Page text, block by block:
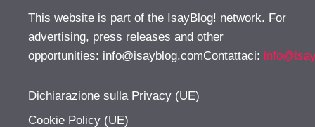
This website is part of the IsayBlog! network. For
advertising, press releases and other
opportunities: info@isayblog.comContattaci:
Dichiarazione sulla Privacy (UE)
Cookie Policy (UE)